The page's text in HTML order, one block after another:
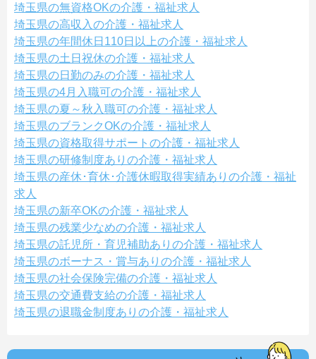
埼玉県の無資格OKの介護・福祉求人
埼玉県の高収入の介護・福祉求人
埼玉県の年間休日110日以上の介護・福祉求人
埼玉県の土日祝休の介護・福祉求人
埼玉県の日勤のみの介護・福祉求人
埼玉県の4月入職可の介護・福祉求人
埼玉県の夏～秋入職可の介護・福祉求人
埼玉県のブランクOKの介護・福祉求人
埼玉県の資格取得サポートの介護・福祉求人
埼玉県の研修制度ありの介護・福祉求人
埼玉県の産休･育休･介護休暇取得実績ありの介護・福祉
求人
埼玉県の新卒OKの介護・福祉求人
埼玉県の残業少なめの介護・福祉求人
埼玉県の託児所・育児補助ありの介護・福祉求人
埼玉県のボーナス・賞与ありの介護・福祉求人
埼玉県の社会保険完備の介護・福祉求人
埼玉県の交通費支給の介護・福祉求人
埼玉県の退職金制度ありの介護・福祉求人